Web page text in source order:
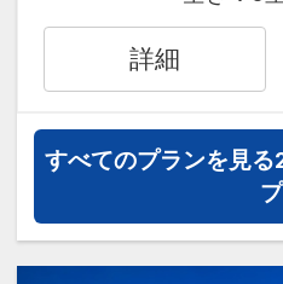
手一礼』が正しい作
ぎの石像が至る所に
がら是非探してみて
設定期間：2026年4
インターネットコー
ニング」による庭園
なく『庭園日本一』
２００７年に『世界
した。石見銀山の大
間歩』 では手作業で
の跡を見つけたり、
でその凄さを感じる
おすすめ観光スポッ
●堀川遊覧船・・・
松江城を取り囲む堀
イドを聞きながら船
っくりと遊覧します
がら季節を感じるこ
季節には、こたつで
を楽しめます。
そこで産まれたのが
具 》マットレスは高
用。
デュベスタイルの羽
率で保温性及び通気
枕は硬め・柔らかめ
お客様のお好みに合
当ホテル自慢の大浴
泉質バッチリ☆
男女共に設置された
また男湯にはサウナ
す。
■大浴場：１７：０
００～１０：００
詳細
すべてのプランを見る
プ